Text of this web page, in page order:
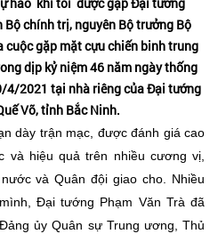
Bộ chính trị, nguyên Bộ trưởng Bộ
cuộc gặp mặt cựu chiến binh trung
dịp kỷ niệm 46 năm ngày thống
2021 tại nhà riêng của Đại tướng
Võ, tỉnh Bắc Ninh.
dày trận mạc, được đánh giá cao
và hiệu quả trên nhiều cương vị,
và Quân đội giao cho. Nhiều
Đại tướng Phạm Văn Trà đã
ủy Quân sự Trung ương, Thủ